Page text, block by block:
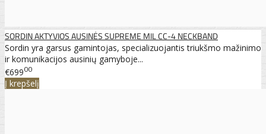
SORDIN AKTYVIOS AUSINĖS SUPREME MIL CC-4 NECKBAND
Sordin yra garsus gamintojas, specializuojantis triukšmo mažinimo
ir komunikacijos ausinių gamyboje...
€69900
Į krepšelį